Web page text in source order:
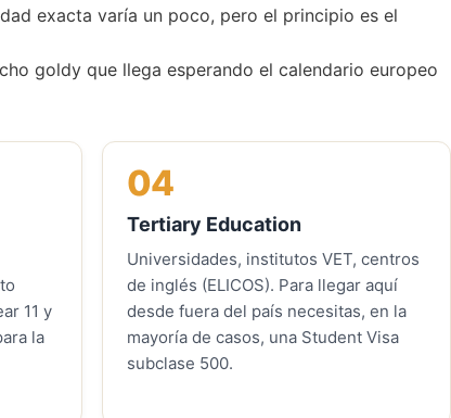
exacta varía un poco, pero el principio es el
goldy que llega esperando el calendario europeo
11 y
la
04
Tertiary Education
Universidades, institutos VET, centros
de inglés (ELICOS). Para llegar aquí
desde fuera del país necesitas, en la
mayoría de casos, una Student Visa
subclase 500.